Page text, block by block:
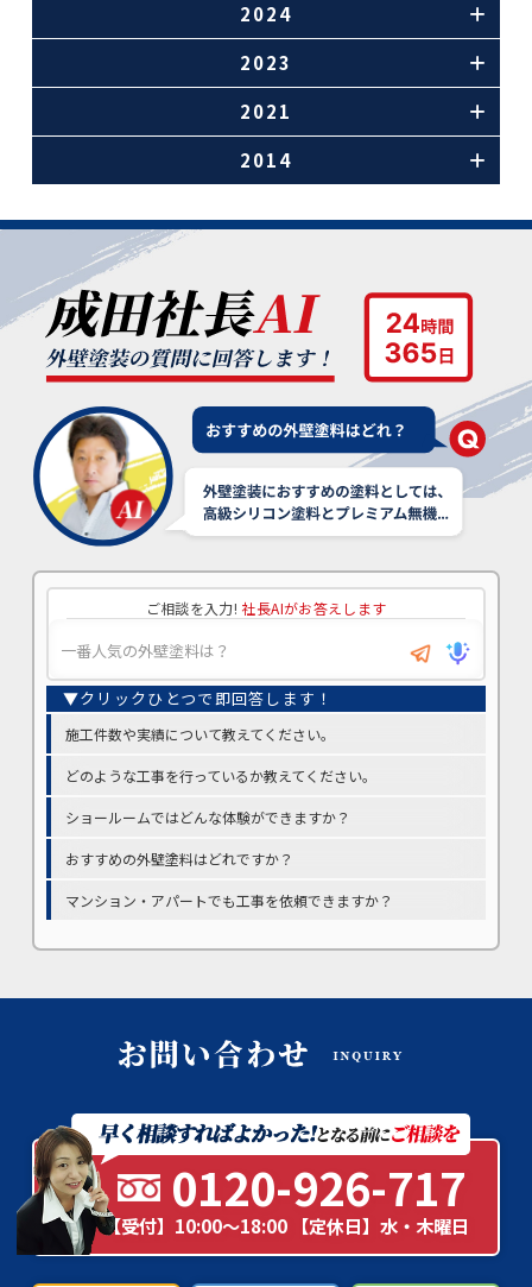
2024
2023
2021
2014
ご相談を入力! 社長AIがお答えします
施工件数や実績について教えてください。
どのような工事を行っているか教えてください。
ショールームではどんな体験ができますか？
おすすめの外壁塗料はどれですか？
マンション・アパートでも工事を依頼できますか？
0120-926-717
【受付】10:00～18:00 【定休日】水・木曜日